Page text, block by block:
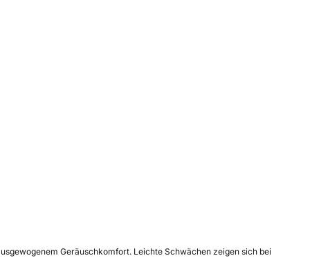
Geräuschkomfort. Leichte Schwächen zeigen sich bei